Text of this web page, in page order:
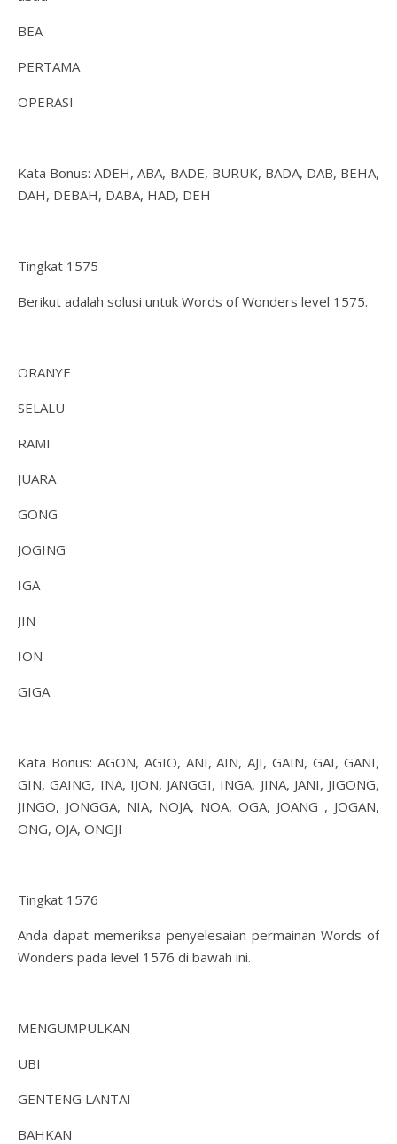
BEA
PERTAMA
OPERASI
Kata Bonus: ADEH, ABA, BADE, BURUK, BADA, DAB, BEHA,
DAH, DEBAH, DABA, HAD, DEH
Tingkat 1575
Berikut adalah solusi untuk Words of Wonders level 1575.
ORANYE
SELALU
RAMI
JUARA
GONG
JOGING
IGA
JIN
ION
GIGA
Kata Bonus: AGON, AGIO, ANI, AIN, AJI, GAIN, GAI, GANI,
GIN, GAING, INA, IJON, JANGGI, INGA, JINA, JANI, JIGONG,
JINGO, JONGGA, NIA, NOJA, NOA, OGA, JOANG , JOGAN,
ONG, OJA, ONGJI
Tingkat 1576
Anda dapat memeriksa penyelesaian permainan Words of
Wonders pada level 1576 di bawah ini.
MENGUMPULKAN
UBI
GENTENG LANTAI
BAHKAN